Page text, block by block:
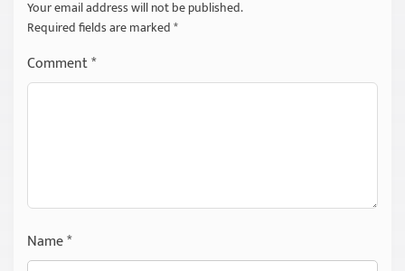
Your email address will not be published.
Required fields are marked*
Comment*
Name*